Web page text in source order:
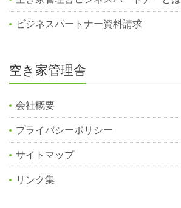
ビジネスパートナー資料請求
空き家管理舎
会社概要
プライバシーポリシー
サイトマップ
リンク集